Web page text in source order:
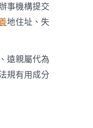
事機構提交
地住址、失
遠親屬代為
規有用成分